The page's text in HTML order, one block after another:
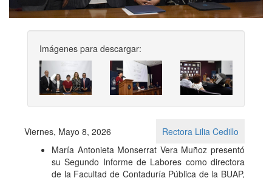
Imágenes para descargar:
Previous Next
Viernes, Mayo 8, 2026
Rectora Lilia Cedillo
María Antonieta Monserrat Vera Muñoz presentó
su Segundo Informe de Labores como directora
de la Facultad de Contaduría Pública de la BUAP,